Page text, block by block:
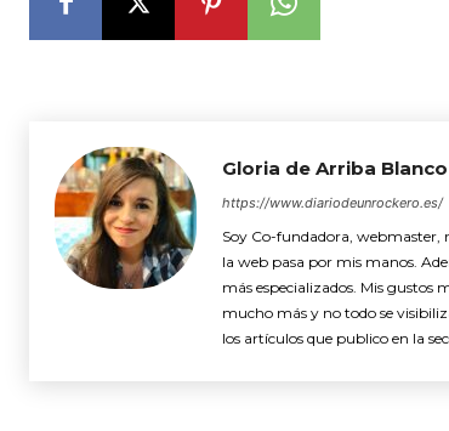
Gloria de Arriba Blanco
https://www.diariodeunrockero.es/
Soy Co-fundadora, webmaster,
la web pasa por mis manos.
más especializados. Mis gustos
mucho más y no todo se
los artículos que publico en la